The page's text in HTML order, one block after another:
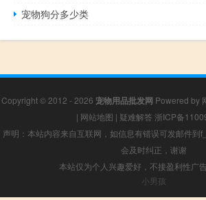
宠物狗分多少类
Copyright © 2012 - 2026 宠物用品批发网 Powered by
| 网站地图 | 疑难解答 浙ICP备
声明：本站内容来自互联网，如信息有错误可发邮件到
会及时纠正，谢谢
本站仅为个人兴趣爱好，不接盈利性广
小男孩